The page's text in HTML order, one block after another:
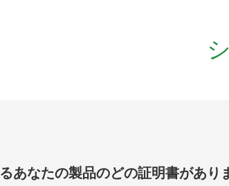
あなたの製品のどの証明書があり